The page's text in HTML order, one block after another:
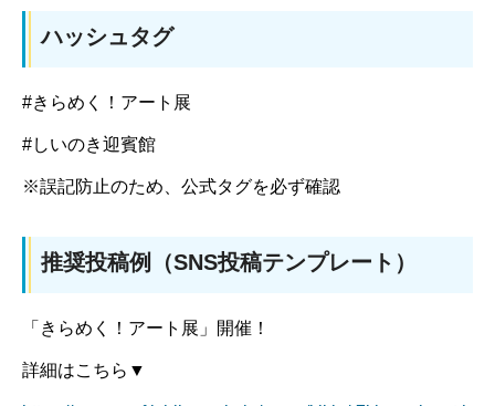
ハッシュタグ
#きらめく！アート展
#しいのき迎賓館
※誤記防止のため、公式タグを必ず確認
推奨投稿例（SNS投稿テンプレート）
「きらめく！アート展」開催！
詳細はこちら▼